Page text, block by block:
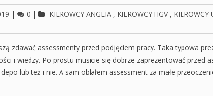
| 0 | KIEROWCY ANGLIA , KIEROWCY HGV, KIEROWCY
zdawać assessmenty przed podjęciem pracy. Taka typowa
i wiedzy. Po prostu musicie się dobrze zaprezentować przed
lub też i nie. A sam oblałem assessment za małe